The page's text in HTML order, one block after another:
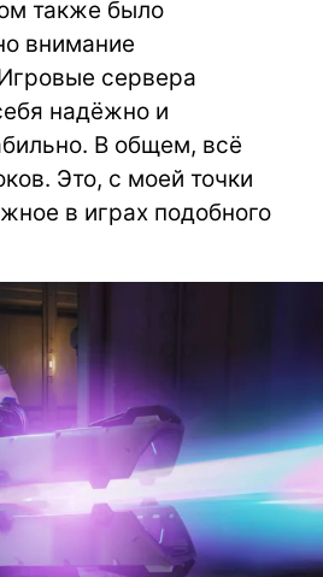
также было
внимание
сервера
надёжно и
В общем, всё
Это, с моей точки
в играх подобного